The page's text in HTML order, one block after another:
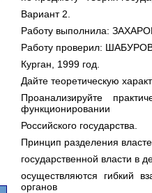
Вариант 2.
Работу выполнила:
Работу проверил:
Курган, 1999 год.
Дайте теоретическую
Проанализируйте
функционировании
Российского государства.
Принцип разделения
государственной власти в
осуществляются гибкий
органов